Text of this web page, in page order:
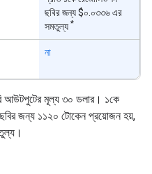
ছবির জন্য $০.০৩৩৬ এর
সমতুল্য *
না
আউটপুটের মূল্য ৩০ ডলার। ১কে
জন্য ১১২০ টোকেন প্রয়োজন হয়,